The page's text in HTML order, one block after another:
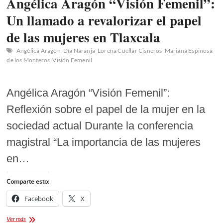
Un llamado a revalorizar el papel
de las mujeres en Tlaxcala
Angélica Aragón Día Naranja Lorena Cuéllar Cisneros Mariana Espinosa
de los Monteros Visión Femenil
Angélica Aragón “Visión Femenil”:
Reflexión sobre el papel de la mujer en la
sociedad actual Durante la conferencia
magistral “La importancia de las mujeres
en…
Comparte esto:
Facebook X
Ver másAngélica